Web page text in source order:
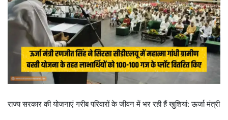
राज्य सरकार की योजनाएं गरीब परिवारों के जीवन में भर रही हैं खुशियां: ऊर्जा मंत्री